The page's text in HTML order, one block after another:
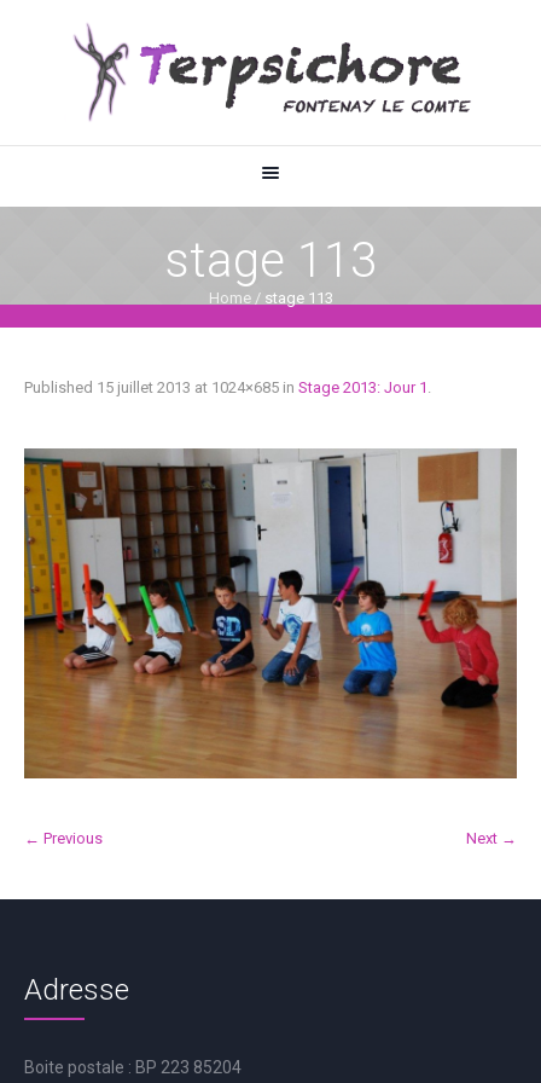
stage 113
Home / stage 113
Published 15 juillet 2013 at 1024×685 in Stage 2013: Jour 1 .
← Previous Next →
Adresse
Boite postale : BP 223 85204